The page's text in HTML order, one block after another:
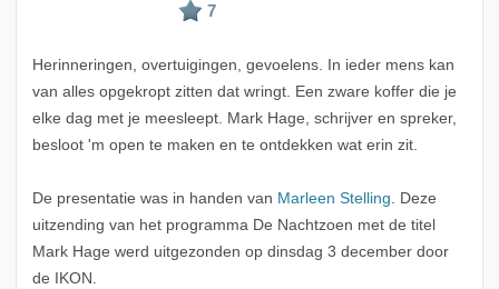
Herinneringen, overtuigingen, gevoelens. In ieder mens kan
van alles opgekropt zitten dat wringt. Een zware koffer die je
elke dag met je meesleept. Mark Hage, schrijver en spreker,
besloot 'm open te maken en te ontdekken wat erin zit.
De presentatie was in handen van Marleen Stelling. Deze
uitzending van het programma De Nachtzoen met de titel
Mark Hage werd uitgezonden op dinsdag 3 december door
de IKON.